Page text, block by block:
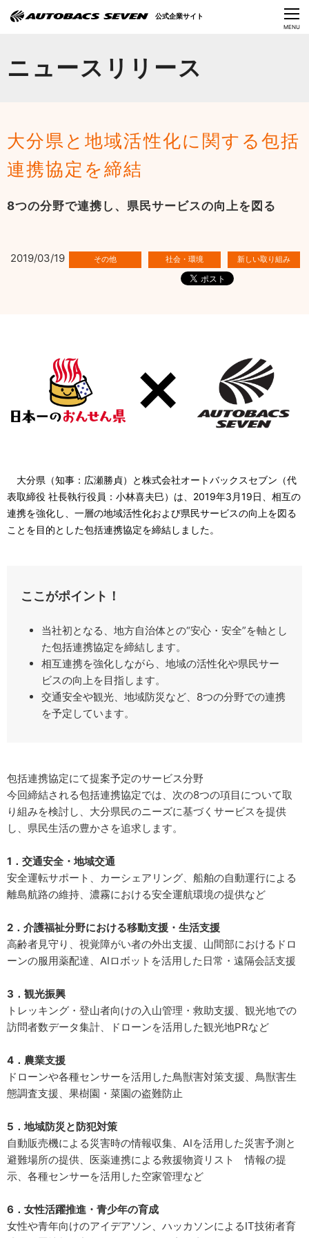
CLOSE
MENU
ニュースリリース
大分県と地域活性化に関する包括
連携協定を締結
8つの分野で連携し、県民サービスの向上を図る
2019/03/19
大分県（知事：広瀬勝貞）と株式会社オートバックスセブン（代
表取締役 社長執行役員：小林喜夫巳）は、2019年3月19日、相互の
連携を強化し、一層の地域活性化および県民サービスの向上を図る
ことを目的とした包括連携協定を締結しました。
ここがポイント！
当社初となる、地方自治体との“安心・安全”を軸とし
た包括連携協定を締結します。
相互連携を強化しながら、地域の活性化や県民サー
ビスの向上を目指します。
交通安全や観光、地域防災など、8つの分野での連携
を予定しています。
包括連携協定にて提案予定のサービス分野
今回締結される包括連携協定では、次の8つの項目について取
り組みを検討し、大分県民のニーズに基づくサービスを提供
し、県民生活の豊かさを追求します。
1．交通安全・地域交通
安全運転サポート、カーシェアリング、船舶の自動運行による
離島航路の維持、濃霧における安全運航環境の提供など
2．介護福祉分野における移動支援・生活支援
高齢者見守り、視覚障がい者の外出支援、山間部におけるドロ
ーンの服用薬配達、AIロボットを活用した日常・遠隔会話支援
3．観光振興
トレッキング・登山者向けの入山管理・救助支援、観光地での
訪問者数データ集計、ドローンを活用した観光地PRなど
4．農業支援
ドローンや各種センサーを活用した鳥獣害対策支援、鳥獣害生
態調査支援、果樹園・菜園の盗難防止
5．地域防災と防犯対策
自動販売機による災害時の情報収集、AIを活用した災害予測と
避難場所の提供、医薬連携による救援物資リスト 情報の提
示、各種センサーを活用した空家管理など
6．女性活躍推進・青少年の育成
女性や青年向けのアイデアソン、ハッカソンによるIT技術者育
公式企業サイト
サステナビリティ
Language